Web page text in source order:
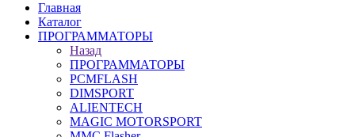
Главная
Каталог
ПРОГРАММАТОРЫ
Назад
ПРОГРАММАТОРЫ
PCMFLASH
DIMSPORT
ALIENTECH
MAGIC MOTORSPORT